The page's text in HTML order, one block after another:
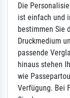
Die
ist einfach und
bestimmen Sie
Druckmedium
passende
hinaus stehen
wie
Verfügung. Bei